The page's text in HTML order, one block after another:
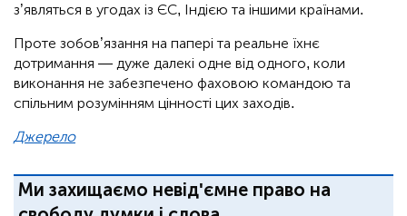
з’являться в угодах із ЄС, Індією та іншими країнами.
Проте зобов’язання на папері та реальне їхнє
дотримання — дуже далекі одне від одного, коли
виконання не забезпечено фаховою командою та
спільним розумінням цінності цих заходів.
Джерело
Ми захищаємо невід'ємне право на